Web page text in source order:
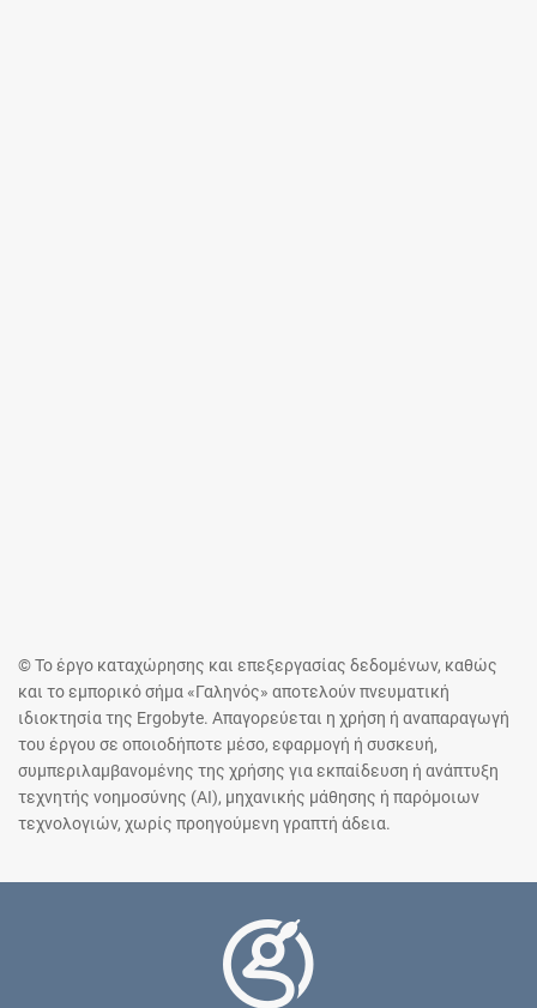
© Το έργο καταχώρησης και επεξεργασίας δεδομένων, καθώς
και το εμπορικό σήμα «Γαληνός» αποτελούν πνευματική
ιδιοκτησία της Ergobyte. Απαγορεύεται η χρήση ή αναπαραγωγή
του έργου σε οποιοδήποτε μέσο, εφαρμογή ή συσκευή,
συμπεριλαμβανομένης της χρήσης για εκπαίδευση ή ανάπτυξη
τεχνητής νοημοσύνης (AI), μηχανικής μάθησης ή παρόμοιων
τεχνολογιών, χωρίς προηγούμενη γραπτή άδεια.